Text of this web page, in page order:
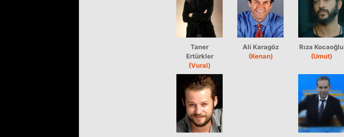
Taner
Ertürkler
(Vural)
Ali Karagöz
(Kenan)
Rıza Kocaoğlu
(Umut)